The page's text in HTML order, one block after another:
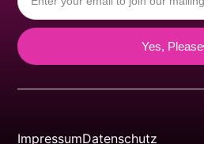
Yes, Please
ImpressumDatenschutz